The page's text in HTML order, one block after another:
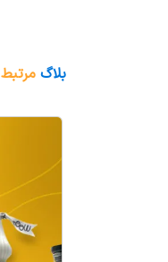
بلاگ مرتبط